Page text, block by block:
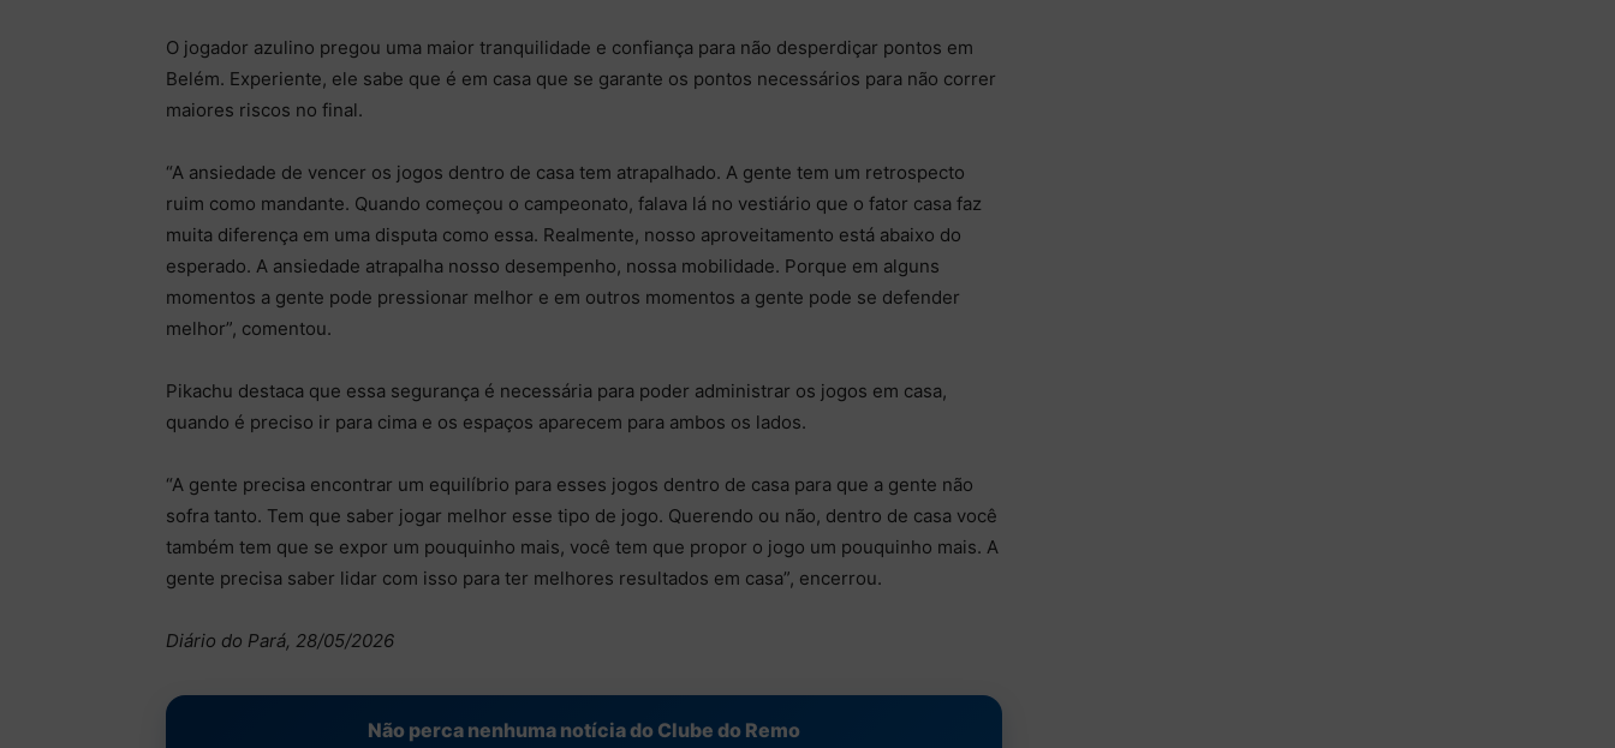
O jogador azulino pregou uma maior tranquilidade e confiança para não desperdiçar pontos em
Belém. Experiente, ele sabe que é em casa que se garante os pontos necessários para não correr
maiores riscos no final.
“A ansiedade de vencer os jogos dentro de casa tem atrapalhado. A gente tem um retrospecto
ruim como mandante. Quando começou o campeonato, falava lá no vestiário que o fator casa faz
muita diferença em uma disputa como essa. Realmente, nosso aproveitamento está abaixo do
esperado. A ansiedade atrapalha nosso desempenho, nossa mobilidade. Porque em alguns
momentos a gente pode pressionar melhor e em outros momentos a gente pode se defender
melhor”, comentou.
Pikachu destaca que essa segurança é necessária para poder administrar os jogos em casa,
quando é preciso ir para cima e os espaços aparecem para ambos os lados.
“A gente precisa encontrar um equilíbrio para esses jogos dentro de casa para que a gente não
sofra tanto. Tem que saber jogar melhor esse tipo de jogo. Querendo ou não, dentro de casa você
também tem que se expor um pouquinho mais, você tem que propor o jogo um pouquinho mais. A
gente precisa saber lidar com isso para ter melhores resultados em casa”, encerrou.
Diário do Pará, 28/05/2026
Não perca nenhuma notícia do Clube do Remo